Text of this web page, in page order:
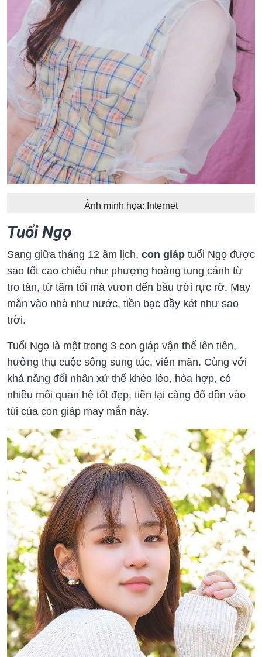
Ảnh minh họa: Internet
Tuổi Ngọ
Sang giữa tháng 12 âm lịch, con giáp tuổi Ngọ được
sao tốt cao chiếu như phượng hoàng tung cánh từ
tro tàn, từ tăm tối mà vươn đến bầu trời rực rỡ. May
mắn vào nhà như nước, tiền bạc đầy két như sao
trời.
Tuổi Ngọ là một trong 3 con giáp vận thế lên tiên,
hưởng thụ cuộc sống sung túc, viên mãn. Cùng với
khả năng đối nhân xử thế khéo léo, hòa hợp, có
nhiều mối quan hệ tốt đẹp, tiền lại càng đổ dồn vào
túi của con giáp may mắn này.